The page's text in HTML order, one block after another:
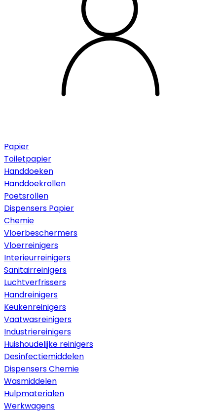
Papier
Toiletpapier
Handdoeken
Handdoekrollen
Poetsrollen
Dispensers Papier
Chemie
Vloerbeschermers
Vloerreinigers
Interieurreinigers
Sanitairreinigers
Luchtverfrissers
Handreinigers
Keukenreinigers
Vaatwasreinigers
Industriereinigers
Huishoudelijke reinigers
Desinfectiemiddelen
Dispensers Chemie
Wasmiddelen
Hulpmaterialen
Werkwagens